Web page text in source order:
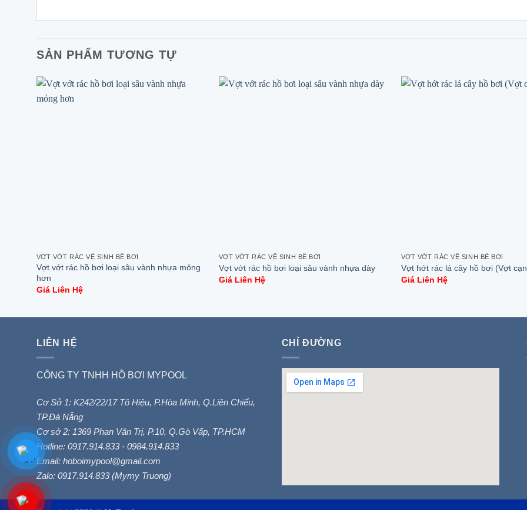
SẢN PHẨM TƯƠNG TỰ
VỢT VỚT RÁC VỆ SINH BỂ BƠI
Vợt vớt rác hồ bơi loại sâu vành nhựa mỏng
hơn
Giá Liên Hệ
VỢT VỚT RÁC VỆ SINH BỂ BƠI
Vợt vớt rác hồ bơi loại sâu vành nhựa dày
Giá Liên Hệ
VỢT VỚT RÁC VỆ SINH BỂ BƠI
Vợt hớt rác lá cây hồ bơi (Vợt
Giá Liên Hệ
LIÊN HỆ
CÔNG TY TNHH HỒ BƠI MYPOOL
Cơ Sở 1: K242/22/17 Tô Hiệu, P.Hòa Minh, Q.Liên Chiểu,
TP.Đà Nẵng
Cơ sở 2: 1369 Phan Văn Trị, P.10, Q.Gò Vấp, TP.HCM
Hotline: 0917.914.833 - 0984.914.833
Email: hoboimypool@gmail.com
Zalo: 0917.914.833 (Mymy Truong)
CHỈ ĐƯỜNG